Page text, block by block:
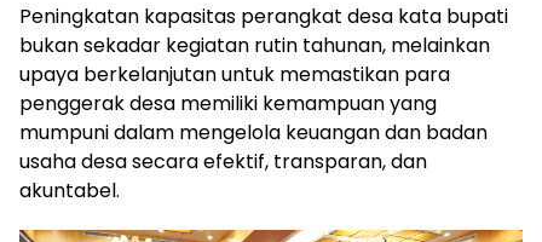
Peningkatan kapasitas perangkat desa kata bupati
bukan sekadar kegiatan rutin tahunan, melainkan
upaya berkelanjutan untuk memastikan para
penggerak desa memiliki kemampuan yang
mumpuni dalam mengelola keuangan dan badan
usaha desa secara efektif, transparan, dan
akuntabel.